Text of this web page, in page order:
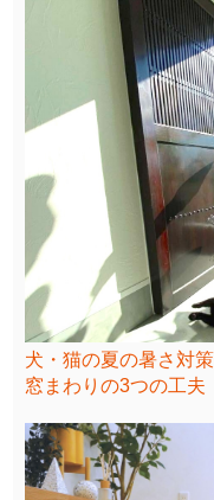
犬・猫の夏の暑さ対
窓まわりの3つの工夫